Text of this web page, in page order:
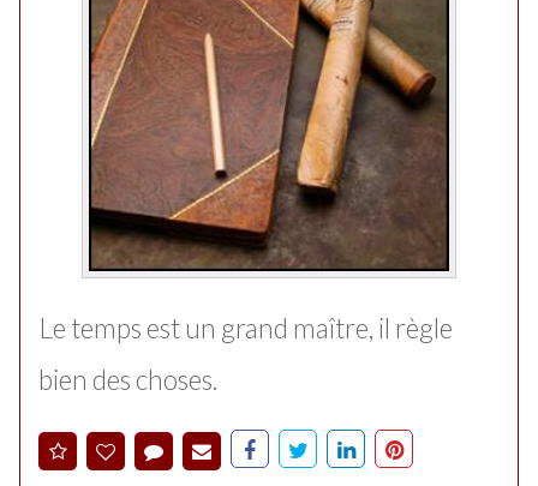
Le temps est un grand maître, il règle
bien des choses.